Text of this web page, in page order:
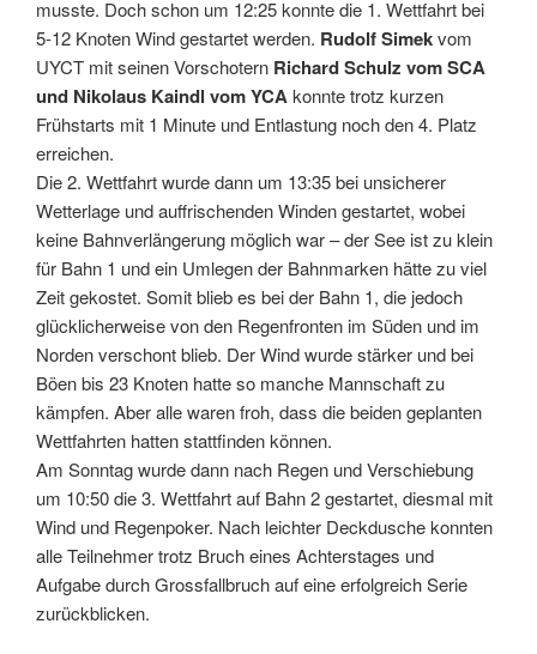
musste. Doch schon um 12:25 konnte die 1. Wettfahrt bei
5-12 Knoten Wind gestartet werden. Rudolf Simekvom
UYCT mit seinen Vorschotern Richard Schulz vom SCA
und Nikolaus Kaindl vom YCAkonnte trotz kurzen
Frühstarts mit 1 Minute und Entlastung noch den 4. Platz
erreichen.
Die 2. Wettfahrt wurde dann um 13:35 bei unsicherer
Wetterlage und auffrischenden Winden gestartet, wobei
keine Bahnverlängerung möglich war – der See ist zu klein
für Bahn 1 und ein Umlegen der Bahnmarken hätte zu viel
Zeit gekostet. Somit blieb es bei der Bahn 1, die jedoch
glücklicherweise von den Regenfronten im Süden und im
Norden verschont blieb. Der Wind wurde stärker und bei
Böen bis 23 Knoten hatte so manche Mannschaft zu
kämpfen. Aber alle waren froh, dass die beiden geplanten
Wettfahrten hatten stattfinden können.
Am Sonntag wurde dann nach Regen und Verschiebung
um 10:50 die 3. Wettfahrt auf Bahn 2 gestartet, diesmal mit
Wind und Regenpoker. Nach leichter Deckdusche konnten
alle Teilnehmer trotz Bruch eines Achterstages und
Aufgabe durch Grossfallbruch auf eine erfolgreich Serie
zurückblicken.